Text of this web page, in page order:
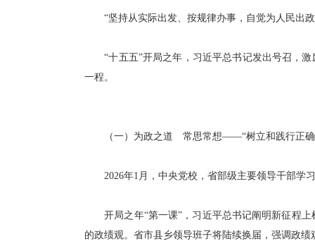
“坚持从实际出发、按规律办事，自觉为人民出政
“十五五”开局之年，习近平总书记发出号召，激
一程。
（一）为政之道 常思常想——“树立和践行正确
2026年1月，中央党校，省部级主要领导干部学
开局之年“第一课”，习近平总书记阐明新征程上
的政绩观。省市县乡领导班子将陆续换届，强调政绩